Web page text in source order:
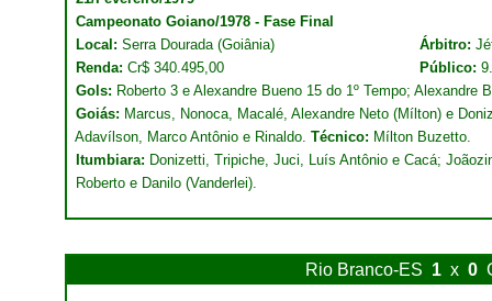
Campeonato Goiano/1978 - Fase Final
Local: Serra Dourada (Goiânia) Árbitro:
Renda: Cr$ 340.495,00 Público:
Gols: Roberto 3 e Alexandre Bueno 15 do 1º Tempo; Alexandre
Goiás: Marcus, Nonoca, Macalé, Alexandre Neto (Mílton) e
Adavílson, Marco Antônio e Rinaldo. Técnico: Mílton Buzetto.
Itumbiara: Donizetti, Tripiche, Juci, Luís Antônio e Cacá;
Roberto e Danilo (Vanderlei).
Rio Branco-ES 1 x 0